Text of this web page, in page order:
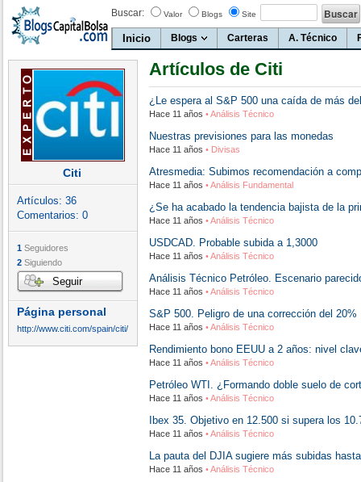
Buscar: Valor Blogs Site
Inicio Blogs Carteras A. Técnico
Citi
Artículos: 36
Comentarios: 0
1 Seguidores
2 Siguiendo
Seguir
Página personal
http://www.citi.com/spain/citi/
Artículos de Citi
¿Le espera al S&P 500 una caída de más
Hace 11 años • Análisis Técnico
Nuestras previsiones para las monedas
Hace 11 años • Divisas
Atresmedia: Subimos recomendación a
Hace 11 años • Análisis Fundamental
¿Se ha acabado la tendencia bajista de la
Hace 11 años • Análisis Técnico
USDCAD. Probable subida a 1,3000
Hace 11 años • Análisis Técnico
Análisis Técnico Petróleo. Escenario
Hace 11 años • Análisis Técnico
S&P 500. Peligro de una corrección del 20%
Hace 11 años • Análisis Técnico
Rendimiento bono EEUU a 2 años: nivel
Hace 11 años • Análisis Técnico
Petróleo WTI. ¿Formando doble suelo de
Hace 11 años • Análisis Técnico
Ibex 35. Objetivo en 12.500 si supera los
Hace 11 años • Análisis Técnico
La pauta del DJIA sugiere más subidas
Hace 11 años • Análisis Técnico